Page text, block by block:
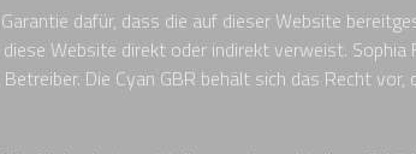
dafür, dass die auf dieser Website
diese Website direkt oder indirekt verweist.
Die Cyan GBR behält sich das Recht